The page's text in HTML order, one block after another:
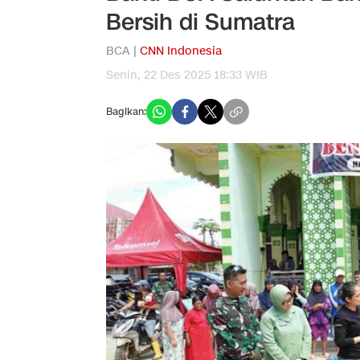
Bersih di Sumatra
BCA | CNN Indonesia
Senin, 22 Des 2025 18:33 WIB
Bagikan: